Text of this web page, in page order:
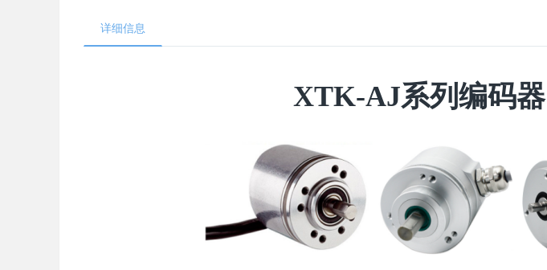
详细信息
XTK-AJ系列编码器